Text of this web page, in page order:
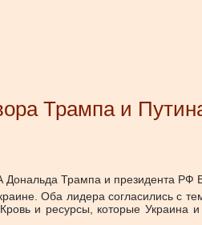
Трампа и
Дональда Трампа и президента РФ
Оба лидера согласились с
и ресурсы, которые Украина и